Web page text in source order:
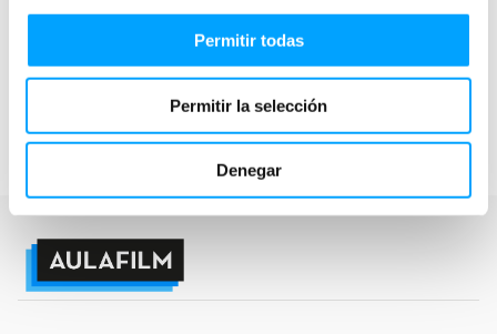
Permitir todas
Permitir la selección
Denegar
¿Quién hace mi ropa? ¿Qué puedo averiguar
sobre mis ropas?